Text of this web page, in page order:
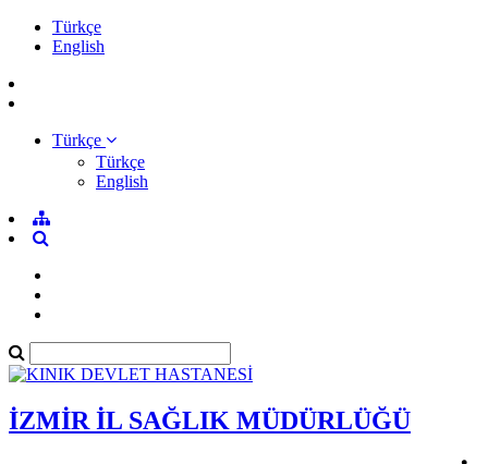
Türkçe
English
Türkçe
Türkçe
English
İZMİR İL SAĞLIK MÜDÜRLÜĞÜ